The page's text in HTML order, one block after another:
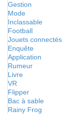
Gestion
Mode
Inclassable
Football
Jouets connectés
Enquête
Application
Rumeur
Livre
VR
Flipper
Bac à sable
Rainy Frog